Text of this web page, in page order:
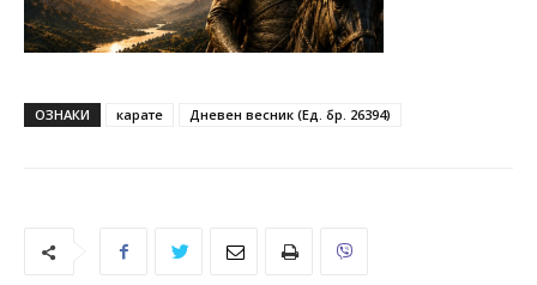
ОЗНАКИ карате Дневен весник (Ед. бр. 26394)